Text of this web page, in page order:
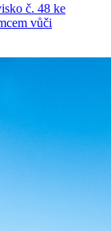
č. 48 ke
vůči